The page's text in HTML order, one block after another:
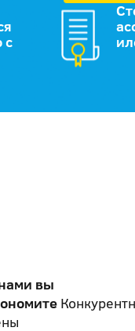
с
вы